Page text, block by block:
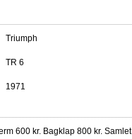
Triumph
TR 6
1971
600 kr. Bagklap 800 kr. Samlet